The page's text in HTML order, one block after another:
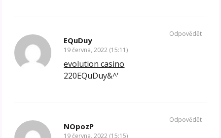
EQuDuy
19 června, 2022 (15:11)
evolution casino
220EQuDuy&^‘
Odpovědět
NOpozP
19 června, 2022 (15:15)
Odpovědět